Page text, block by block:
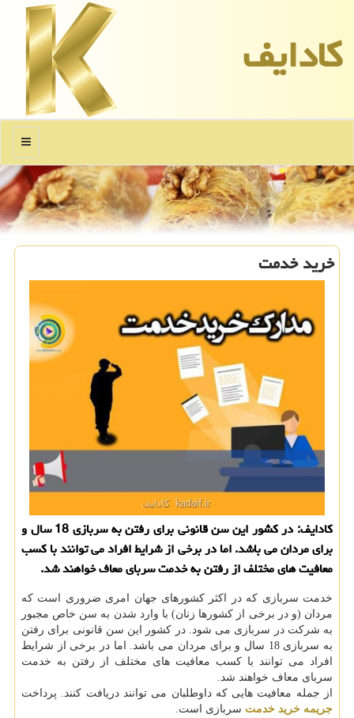
كادایف
منو
خرید خدمت
كادایف: در كشور این سن قانونی برای رفتن به سربازی 18 سال و
برای مردان می باشد. اما در برخی از شرایط افراد می توانند با كسب
معافیت های مختلف از رفتن به خدمت سربای معاف خواهند شد.
خدمت سربازی که در اکثر کشورهای جهان امری ضروری است که
مردان (و در برخی از کشورها زنان) با وارد شدن به سن خاص مجبور
به شرکت در سربازی می شود. در کشور این سن قانونی برای رفتن
به سربازی 18 سال و برای مردان می باشد. اما در برخی از شرایط
افراد می توانند با کسب معافیت های مختلف از رفتن به خدمت
سربای معاف خواهند شد.
از جمله معافیت هایی که داوطلبان می توانند دریافت کنند. پرداخت
جریمه خرید خدمت سربازی است.